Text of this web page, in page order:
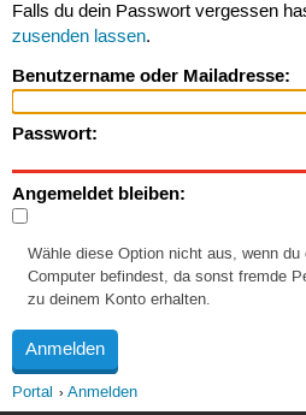
Falls du dein Passwort vergessen
zusenden lassen.
Benutzername oder Mailadresse:
Passwort:
Angemeldet bleiben:
Wähle diese Option nicht aus, wenn
Computer befindest, da sonst fremde
zu deinem Konto erhalten.
Portal Anmelden